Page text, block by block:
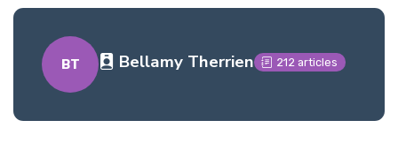
BT Bellamy Therrien 212 articles